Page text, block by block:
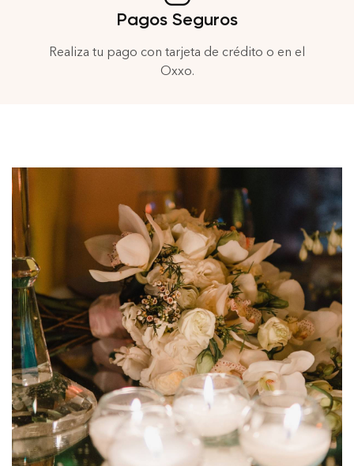
Pagos Seguros
Realiza tu pago con tarjeta de crédito o en el
Oxxo.